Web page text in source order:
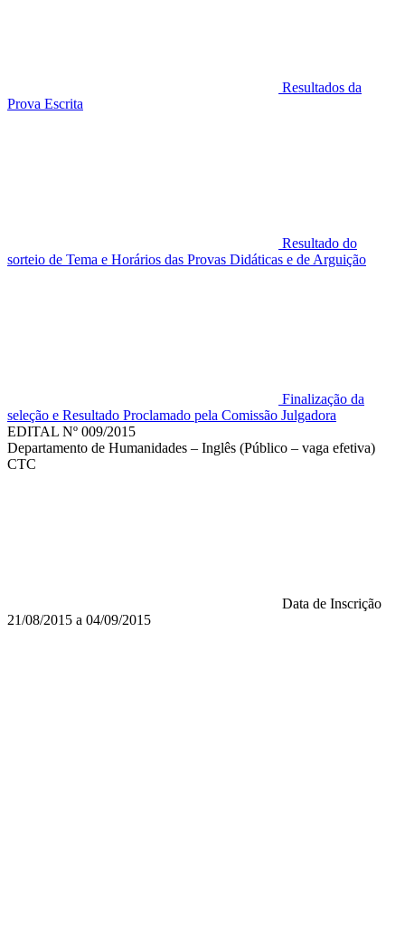
Resultados da
Prova Escrita
Resultado do
sorteio de Tema e Horários das Provas Didáticas e de Arguição
Finalização da
seleção e Resultado Proclamado pela Comissão Julgadora
EDITAL Nº 009/2015
Departamento de Humanidades – Inglês (Público – vaga efetiva)
CTC
Data de Inscrição
21/08/2015 a 04/09/2015